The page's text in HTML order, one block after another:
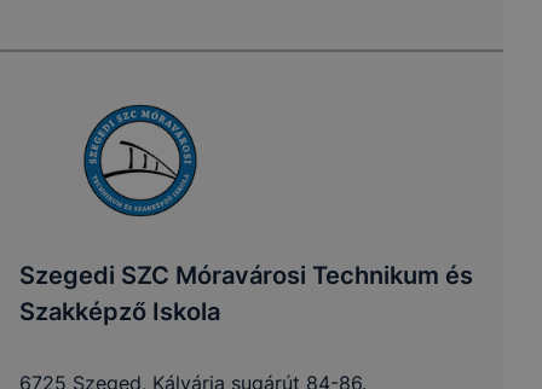
Szegedi SZC Móravárosi Technikum és
Szakképző Iskola
6725 Szeged, Kálvária sugárút 84-86.